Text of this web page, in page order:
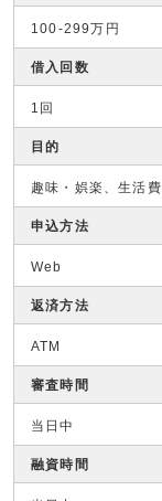
100-299万円
借入回数
1回
目的
趣味・娯楽、生活費
申込方法
Web
返済方法
ATM
審査時間
当日中
融資時間